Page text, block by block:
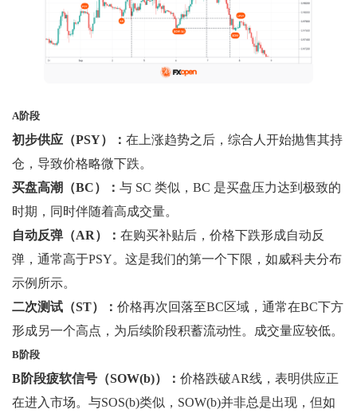
A阶段
初步供应（PSY）： 在上涨趋势之后，综合人开始抛售其持
仓，导致价格略微下跌。
买盘高潮（BC）： 与 SC 类似，BC 是买盘压力达到极致的
时期，同时伴随着高成交量。
自动反弹（AR）： 在购买补贴后，价格下跌形成自动反
弹，通常高于PSY。这是我们的第一个下限，如威科夫分布
示例所示。
二次测试（ST）： 价格再次回落至BC区域，通常在BC下方
形成另一个高点，为后续阶段积蓄流动性。成交量应较低。
B阶段
B阶段疲软信号（SOW(b)）： 价格跌破AR线，表明供应正
在进入市场。与SOS(b)类似，SOW(b)并非总是出现，但如